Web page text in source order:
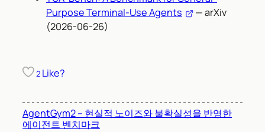
Purpose Terminal-Use Agents
— arXiv
(2026-06-26)
2 Like?
AgentGym2 – 현실적 노이즈와 불확실성을 반영한
에이전트 벤치마크